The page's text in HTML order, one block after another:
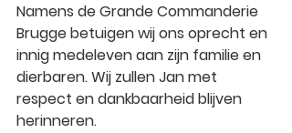
Namens de Grande Commanderie
Brugge betuigen wij ons oprecht en
innig medeleven aan zijn familie en
dierbaren. Wij zullen Jan met
respect en dankbaarheid blijven
herinneren.